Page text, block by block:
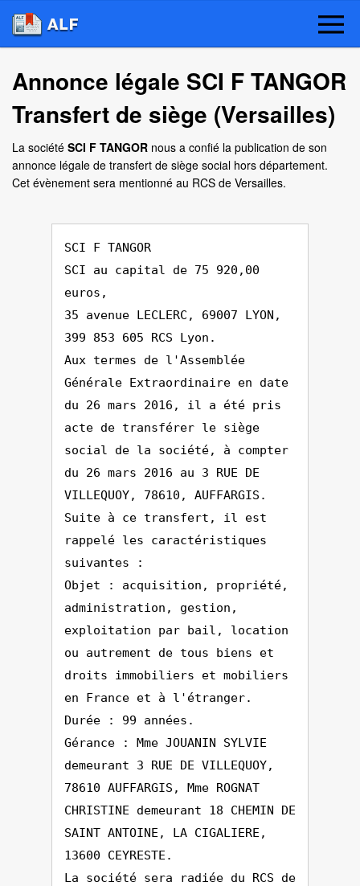
Annonce légale SCI F TANGOR
Transfert de siège (Versailles)
La société SCI F TANGOR nous a confié la publication de son
annonce légale de transfert de siège social hors département.
Cet évènement sera mentionné au RCS de Versailles.
SCI F TANGOR
SCI au capital de 75 920,00
euros,
35 avenue LECLERC, 69007 LYON,
399 853 605 RCS Lyon.
Aux termes de l'Assemblée
Générale Extraordinaire en date
du 26 mars 2016, il a été pris
acte de transférer le siège
social de la société, à compter
du 26 mars 2016 au 3 RUE DE
VILLEQUOY, 78610, AUFFARGIS.
Suite à ce transfert, il est
rappelé les caractéristiques
suivantes :
Objet : acquisition, propriété,
administration, gestion,
exploitation par bail, location
ou autrement de tous biens et
droits immobiliers et mobiliers
en France et à l'étranger.
Durée : 99 années.
Gérance : Mme JOUANIN SYLVIE
demeurant 3 RUE DE VILLEQUOY,
78610 AUFFARGIS, Mme ROGNAT
CHRISTINE demeurant 18 CHEMIN DE
SAINT ANTOINE, LA CIGALIERE,
13600 CEYRESTE.
La société sera radiée du RCS de